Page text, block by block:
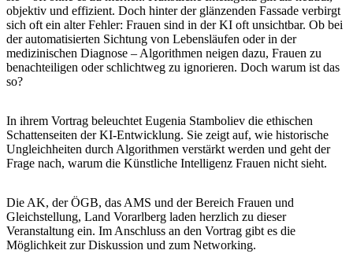
objektiv und effizient. Doch hinter der glänzenden Fassade verbirgt
sich oft ein alter Fehler: Frauen sind in der KI oft unsichtbar. Ob bei
der automatisierten Sichtung von Lebensläufen oder in der
medizinischen Diagnose – Algorithmen neigen dazu, Frauen zu
benachteiligen oder schlichtweg zu ignorieren. Doch warum ist das
so?
In ihrem Vortrag beleuchtet Eugenia Stamboliev die ethischen
Schattenseiten der KI-Entwicklung. Sie zeigt auf, wie historische
Ungleichheiten durch Algorithmen verstärkt werden und geht der
Frage nach, warum die Künstliche Intelligenz Frauen nicht sieht.
Die AK, der ÖGB, das AMS und der Bereich Frauen und
Gleichstellung, Land Vorarlberg laden herzlich zu dieser
Veranstaltung ein. Im Anschluss an den Vortrag gibt es die
Möglichkeit zur Diskussion und zum Networking.